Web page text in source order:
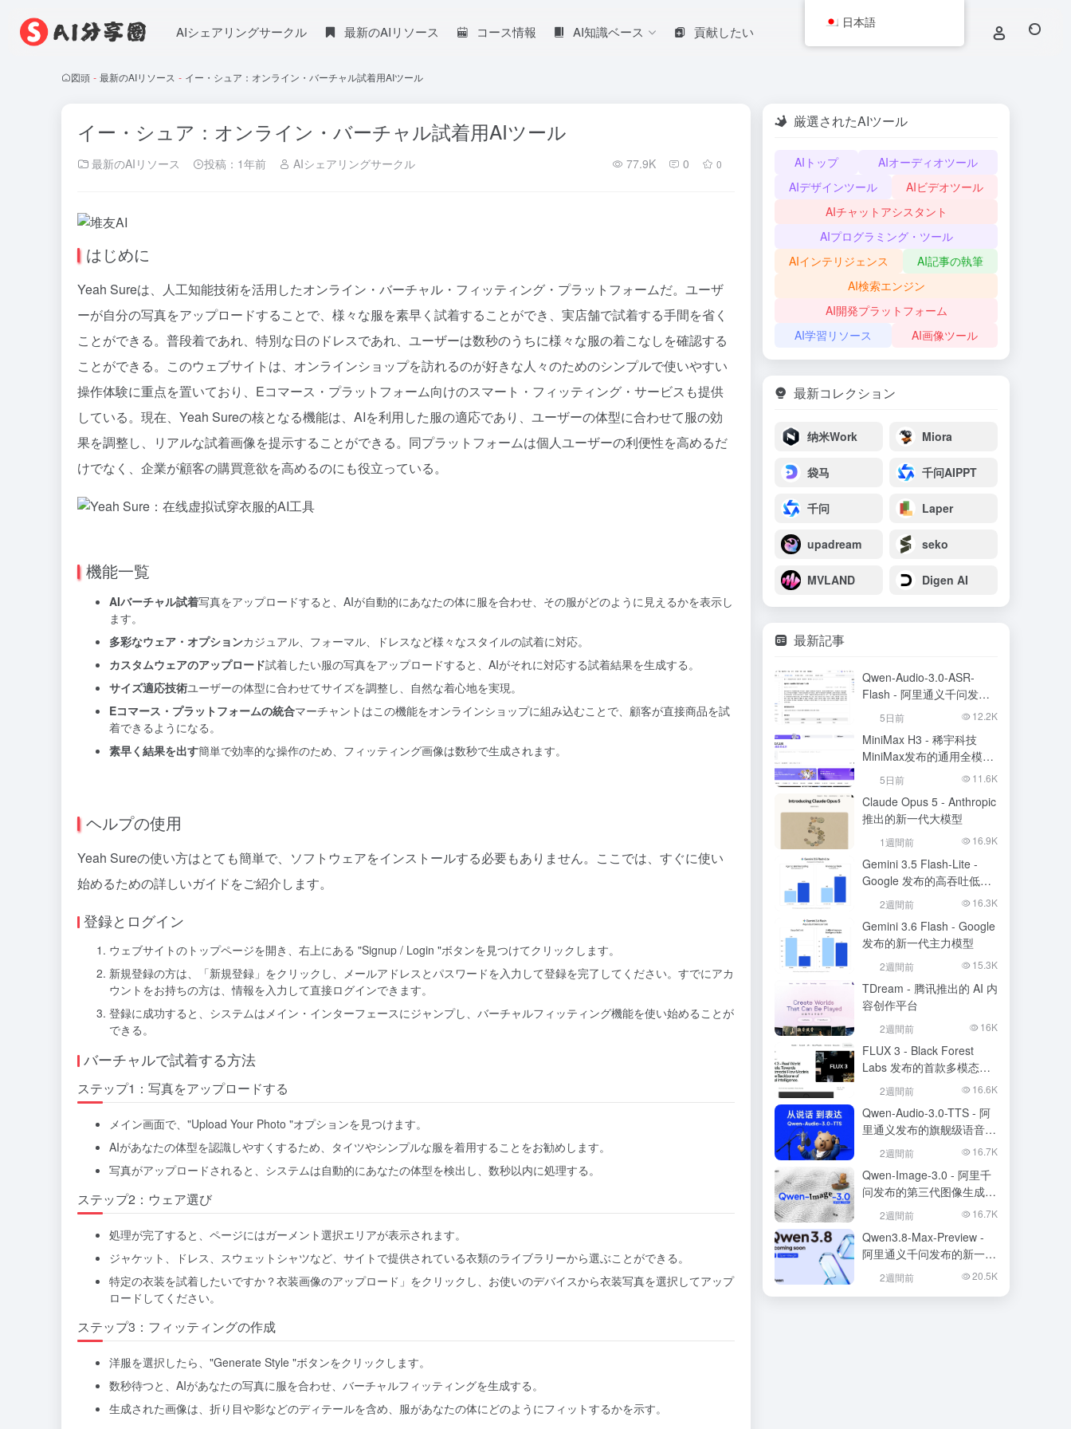
AIシェアリングサークル 最新のAIリソース コース情報 AI知識ベース 貢献したい
図頭 - 最新のAIリソース - イー・シュア：オンライン・バーチャル試着用AIツール
イー・シュア：オンライン・バーチャル試着用AIツール
最新のAIリソース 投稿：1年前 AIシェアリングサークル 77.9K 0 0
はじめに
Yeah Sureは、人工知能技術を活用したオンライン・バーチャル・フィッティング・プラットフォームだ。ユーザ
ーが自分の写真をアップロードすることで、様々な服を素早く試着することができ、実店舗で試着する手間を省く
ことができる。普段着であれ、特別な日のドレスであれ、ユーザーは数秒のうちに様々な服の着こなしを確認する
ことができる。このウェブサイトは、オンラインショップを訪れるのが好きな人々のためのシンプルで使いやすい
操作体験に重点を置いており、Eコマース・プラットフォーム向けのスマート・フィッティング・サービスも提供
している。現在、Yeah Sureの核となる機能は、AIを利用した服の適応であり、ユーザーの体型に合わせて服の効
果を調整し、リアルな試着画像を提示することができる。同プラットフォームは個人ユーザーの利便性を高めるだ
けでなく、企業が顧客の購買意欲を高めるのにも役立っている。
機能一覧
AIバーチャル試着写真をアップロードすると、AIが自動的にあなたの体に服を合わせ、その服がどのように見えるかを表示し
ます。
多彩なウェア・オプションカジュアル、フォーマル、ドレスなど様々なスタイルの試着に対応。
カスタムウェアのアップロード試着したい服の写真をアップロードすると、AIがそれに対応する試着結果を生成する。
サイズ適応技術ユーザーの体型に合わせてサイズを調整し、自然な着心地を実現。
Eコマース・プラットフォームの統合マーチャントはこの機能をオンラインショップに組み込むことで、顧客が直接商品を試
着できるようになる。
素早く結果を出す簡単で効率的な操作のため、フィッティング画像は数秒で生成されます。
ヘルプの使用
Yeah Sureの使い方はとても簡単で、ソフトウェアをインストールする必要もありません。ここでは、すぐに使い
始めるための詳しいガイドをご紹介します。
登録とログイン
ウェブサイトのトップページを開き、右上にある "Signup / Login "ボタンを見つけてクリックします。
新規登録の方は、「新規登録」をクリックし、メールアドレスとパスワードを入力して登録を完了してください。すでにアカ
ウントをお持ちの方は、情報を入力して直接ログインできます。
登録に成功すると、システムはメイン・インターフェースにジャンプし、バーチャルフィッティング機能を使い始めることが
できる。
バーチャルで試着する方法
ステップ1：写真をアップロードする
メイン画面で、"Upload Your Photo "オプションを見つけます。
AIがあなたの体型を認識しやすくするため、タイツやシンプルな服を着用することをお勧めします。
写真がアップロードされると、システムは自動的にあなたの体型を検出し、数秒以内に処理する。
ステップ2：ウェア選び
処理が完了すると、ページにはガーメント選択エリアが表示されます。
ジャケット、ドレス、スウェットシャツなど、サイトで提供されている衣類のライブラリーから選ぶことができる。
特定の衣装を試着したいですか？衣装画像のアップロード」をクリックし、お使いのデバイスから衣装写真を選択してアップ
ロードしてください。
ステップ3：フィッティングの作成
洋服を選択したら、"Generate Style "ボタンをクリックします。
数秒待つと、AIがあなたの写真に服を合わせ、バーチャルフィッティングを生成する。
生成された画像は、折り目や影などのディテールを含め、服があなたの体にどのようにフィットするかを示す。
厳選されたAIツール
AIトップ
AIオーディオツール
AIデザインツール
AIビデオツール
AIチャットアシスタント
AIプログラミング・ツール
AIインテリジェンス
AI記事の執筆
AI検索エンジン
AI開発プラットフォーム
AI学習リソース
AI画像ツール
最新コレクション
纳米Work Miora
袋马 千问AIPPT
千问 Laper
upadream seko
MVLAND Digen AI
最新記事
Qwen-Audio-3.0-ASR-
Flash - 阿里通义千问发布
的语音识别大模型
5日前 12.2K
MiniMax H3 - 稀宇科技
MiniMax发布的通用全模态
生成模型
5日前 11.6K
Claude Opus 5 - Anthropic
推出的新一代大模型
1週間前 16.9K
Gemini 3.5 Flash-Lite -
Google 发布的高吞吐低成
本模型
2週間前 16.3K
Gemini 3.6 Flash - Google
发布的新一代主力模型
2週間前 15.3K
TDream - 腾讯推出的 AI 内
容创作平台
2週間前 16K
FLUX 3 - Black Forest
Labs 发布的首款多模态基
础模型
2週間前 16.6K
Qwen-Audio-3.0-TTS - 阿
里通义发布的旗舰级语音合
成大模型
2週間前 16.7K
Qwen-Image-3.0 - 阿里千
问发布的第三代图像生成基
础模型
2週間前 16.7K
Qwen3.8-Max-Preview -
阿里通义千问发布的新一代
旗舰大模型
2週間前 20.5K
日本語